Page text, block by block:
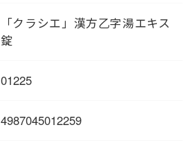
く）によって加減が行われ、今
日でも広く使用されている薬方
です。いぼ痔、きれ痔、便秘に
な排便作用により、便通を整え
漢方では、痔は血液循環が悪く
「クラシエ」漢方乙字湯エキス
錠
01225
4987045012259